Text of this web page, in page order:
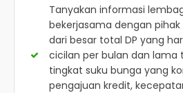
Tanyakan informasi
bekerjasama dengan
dari besar total DP yang
cicilan per bulan dan lama
tingkat suku bunga yang
pengajuan kredit,